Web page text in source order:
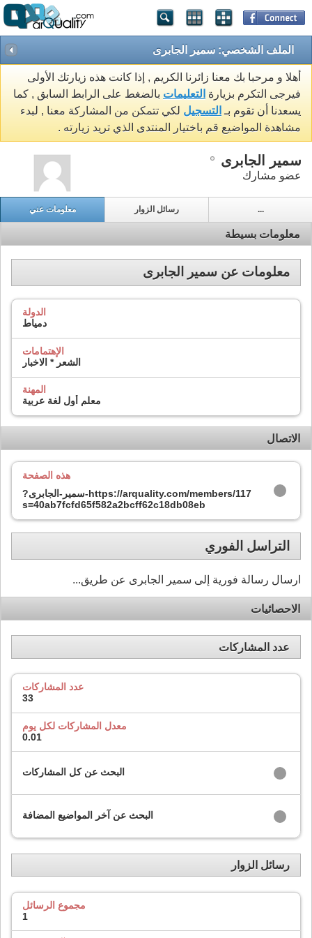
الملف الشخصي: سمير الجابرى
أهلا و مرحبا بك معنا زائرنا الكريم , إذا كانت هذه زيارتك الأولى
فيرجى التكرم بزيارة التعليمات بالضغط على الرابط السابق , كما
يسعدنا أن تقوم بـ التسجيل لكي تتمكن من المشاركة معنا , لبدء
مشاهدة المواضيع قم باختيار المنتدى الذي تريد زيارته .
سمير الجابرى
عضو مشارك
معلومات عني رسائل الزوار ...
معلومات بسيطة
معلومات عن سمير الجابرى
الدولة
دمياط
الإهتمامات
الشعر * الاخبار
المهنة
معلم أول لغة عربية
الاتصال
هذه الصفحة
https://arquality.com/members/117-سمير-الجابرى?
s=40ab7fcfd65f582a2bcff62c18db08eb
التراسل الفوري
ارسال رسالة فورية إلى سمير الجابرى عن طريق...
الاحصائيات
عدد المشاركات
عدد المشاركات
33
معدل المشاركات لكل يوم
0.01
البحث عن كل المشاركات
البحث عن آخر المواضيع المضافة
رسائل الزوار
مجموع الرسائل
1